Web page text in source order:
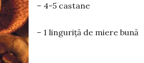
– 4-5 castane
– 1 linguriță de miere bună